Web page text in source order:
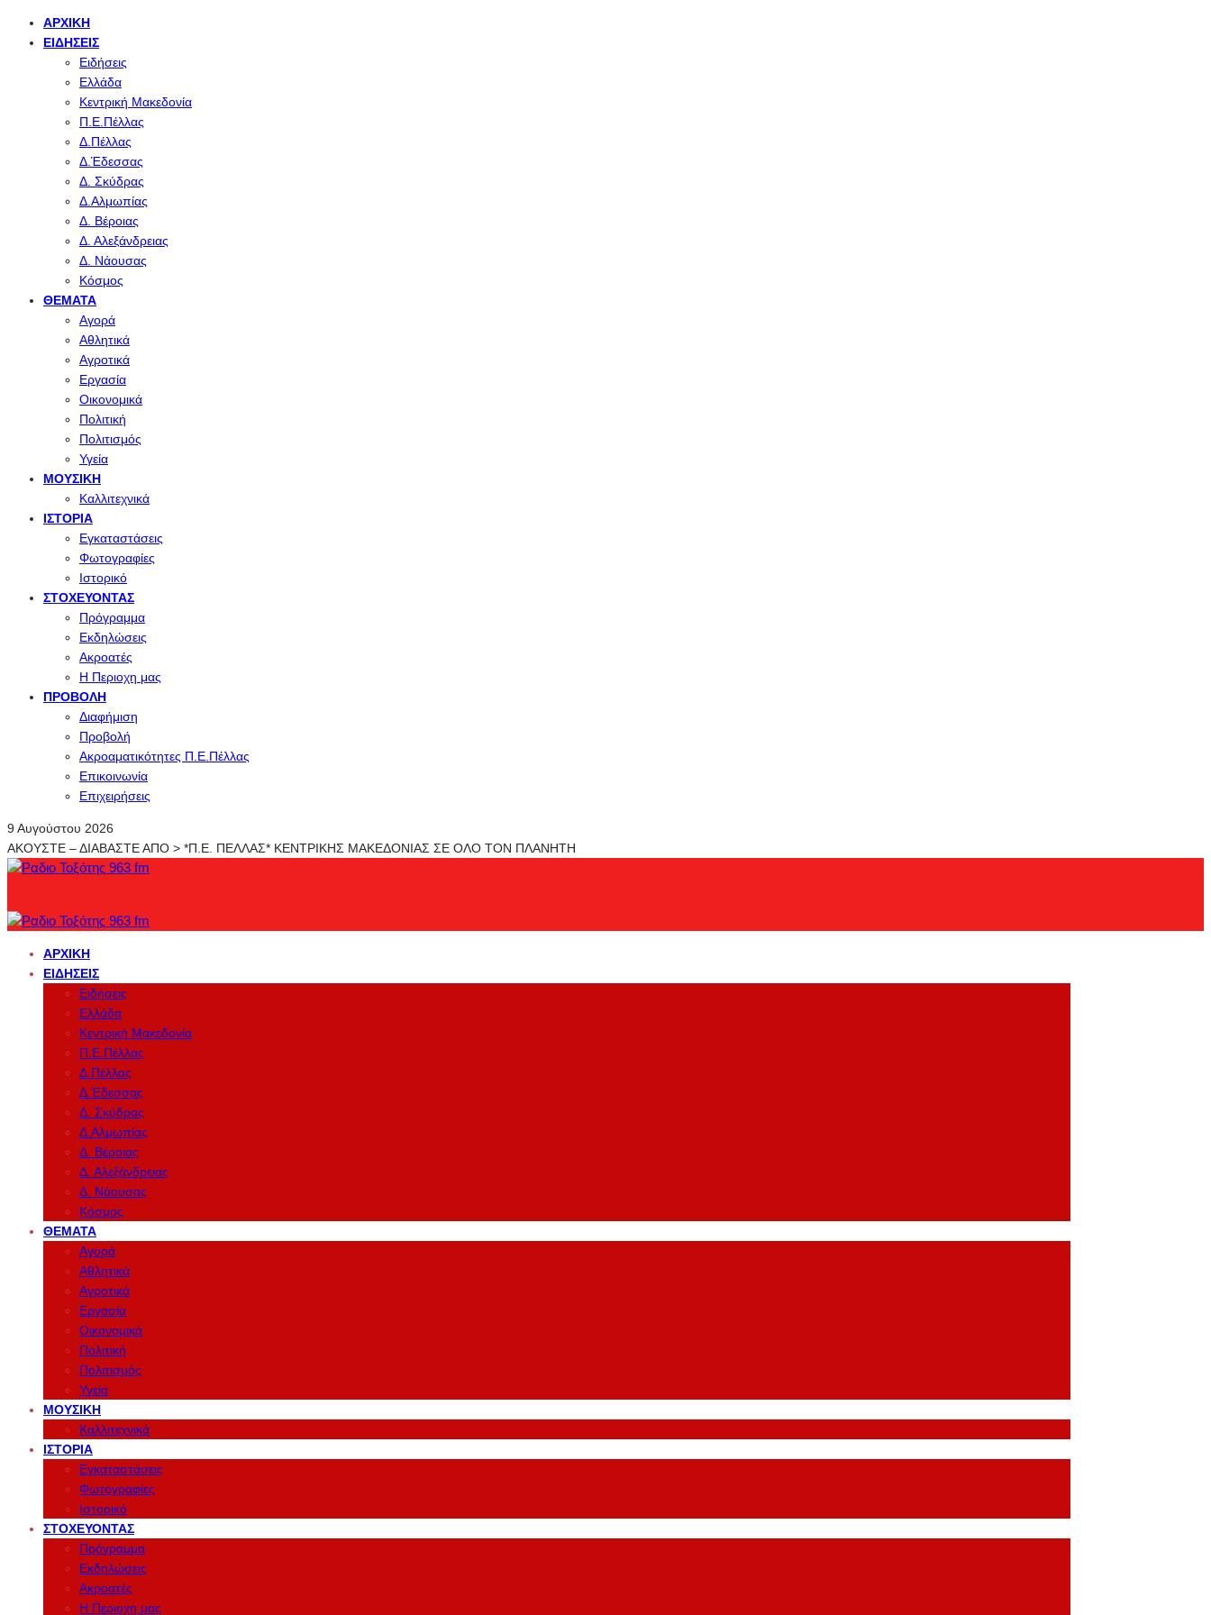
ΑΡΧΙΚΉ
ΕΙΔΉΣΕΙΣ
Ειδήσεις
Ελλάδα
Κεντρική Μακεδονία
Π.Ε.Πέλλας
Δ.Πέλλας
Δ.Έδεσσας
Δ. Σκύδρας
Δ.Αλμωπίας
Δ. Βέροιας
Δ. Αλεξάνδρειας
Δ. Νάουσας
Κόσμος
ΘΈΜΑΤΑ
Αγορά
Αθλητικά
Αγροτικά
Εργασία
Οικονομικά
Πολιτική
Πολιτισμός
Υγεία
ΜΟΥΣΙΚΉ
Καλλιτεχνικά
ΙΣΤΟΡΊΑ
Εγκαταστάσεις
Φωτογραφίες
Ιστορικό
ΣΤΟΧΕΎΟΝΤΑΣ
Πρόγραμμα
Εκδηλώσεις
Ακροατές
Η Περιοχη μας
ΠΡΟΒΟΛΉ
Διαφήμιση
Προβολή
Ακροαματικότητες Π.Ε.Πέλλας
Επικοινωνία
Επιχειρήσεις
9 Αυγούστου 2026
ΑΚΟΥΣΤΕ – ΔΙΑΒΑΣΤΕ ΑΠΟ > *Π.Ε. ΠΕΛΛΑΣ* ΚΕΝΤΡΙΚΗΣ ΜΑΚΕΔΟΝΙΑΣ ΣΕ ΟΛΟ ΤΟΝ ΠΛΑΝΗΤΗ
ΑΡΧΙΚΉ
ΕΙΔΉΣΕΙΣ
Ειδήσεις
Ελλάδα
Κεντρική Μακεδονία
Π.Ε.Πέλλας
Δ.Πέλλας
Δ.Έδεσσας
Δ. Σκύδρας
Δ.Αλμωπίας
Δ. Βέροιας
Δ. Αλεξάνδρειας
Δ. Νάουσας
Κόσμος
ΘΈΜΑΤΑ
Αγορά
Αθλητικά
Αγροτικά
Εργασία
Οικονομικά
Πολιτική
Πολιτισμός
Υγεία
ΜΟΥΣΙΚΉ
Καλλιτεχνικά
ΙΣΤΟΡΊΑ
Εγκαταστάσεις
Φωτογραφίες
Ιστορικό
ΣΤΟΧΕΎΟΝΤΑΣ
Πρόγραμμα
Εκδηλώσεις
Ακροατές
Η Περιοχη μας